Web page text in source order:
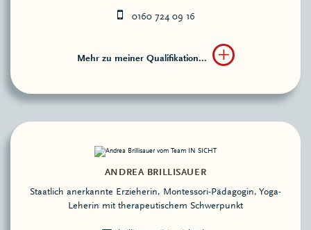
0160 724 09 16
Mehr zu meiner Qualifikation...
ANDREA BRILLISAUER
Staatlich anerkannte Erzieherin, Montessori-Pädagogin, Yoga-
Leherin mit therapeutischem Schwerpunkt